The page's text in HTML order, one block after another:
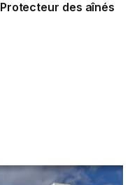
des aînés